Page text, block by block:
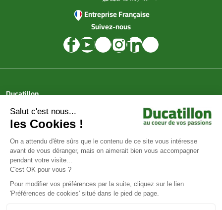
Entreprise Française
Suivez-nous
Ducatillon
Achat en ligne
Services
Aide & Conseils
Paiement sécurisé